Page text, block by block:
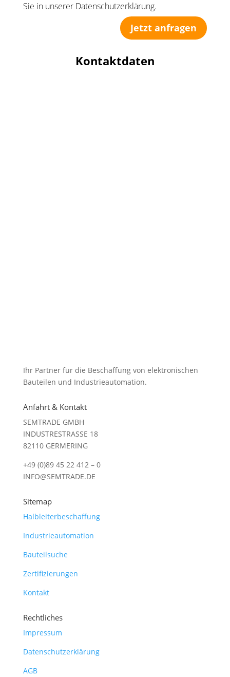
Sie in unserer Datenschutzerklärung.
Jetzt anfragen
Kontaktdaten
Ihr Partner für die Beschaffung von elektronischen
Bauteilen und Industrieautomation.
Anfahrt & Kontakt
SEMTRADE GMBH
INDUSTRESTRASSE 18
82110 GERMERING
+49 (0)89 45 22 412 – 0
INFO@SEMTRADE.DE
Sitemap
Halbleiterbeschaffung
Industrieautomation
Bauteilsuche
Zertifizierungen
Kontakt
Rechtliches
Impressum
Datenschutzerklärung
AGB